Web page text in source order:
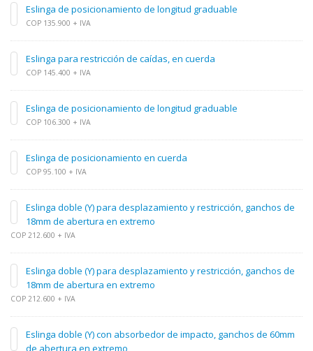
Eslinga de posicionamiento de longitud graduable
COP 135.900 + IVA
Eslinga para restricción de caídas, en cuerda
COP 145.400 + IVA
Eslinga de posicionamiento de longitud graduable
COP 106.300 + IVA
Eslinga de posicionamiento en cuerda
COP 95.100 + IVA
Eslinga doble (Y) para desplazamiento y restricción, ganchos de
18mm de abertura en extremo
COP 212.600 + IVA
Eslinga doble (Y) para desplazamiento y restricción, ganchos de
18mm de abertura en extremo
COP 212.600 + IVA
Eslinga doble (Y) con absorbedor de impacto, ganchos de 60mm
de abertura en extremo